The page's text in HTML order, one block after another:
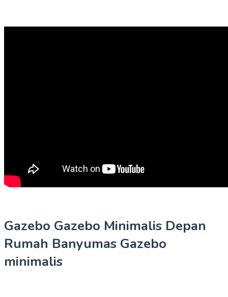
Gazebo Gazebo Minimalis Depan
Rumah Banyumas Gazebo
minimalis